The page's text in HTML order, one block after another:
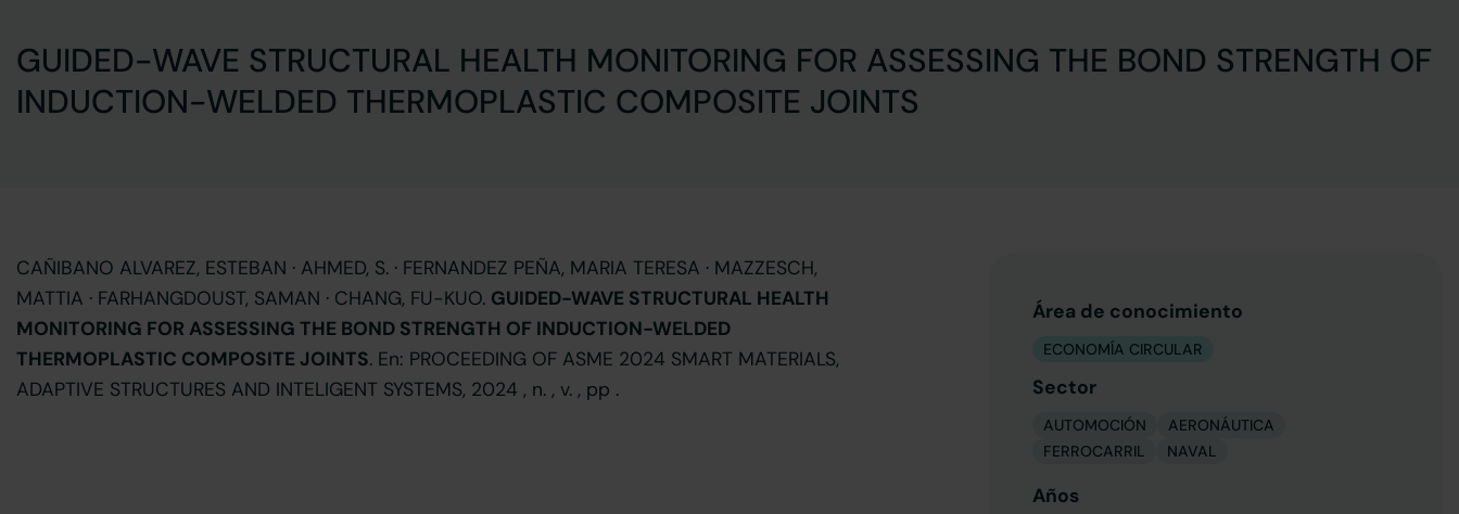
GUIDED-WAVE STRUCTURAL HEALTH MONITORING FOR ASSESSING THE BOND STRENGTH OF
INDUCTION-WELDED THERMOPLASTIC COMPOSITE JOINTS
CAÑIBANO ALVAREZ, ESTEBAN · AHMED, S. · FERNANDEZ PEÑA, MARIA TERESA · MAZZESCH,
MATTIA · FARHANGDOUST, SAMAN · CHANG, FU-KUO. GUIDED-WAVE STRUCTURAL HEALTH
MONITORING FOR ASSESSING THE BOND STRENGTH OF INDUCTION-WELDED
THERMOPLASTIC COMPOSITE JOINTS. En: PROCEEDING OF ASME 2024 SMART MATERIALS,
ADAPTIVE STRUCTURES AND INTELIGENT SYSTEMS, 2024 , n. , v. , pp .
Área de conocimiento
ECONOMÍA CIRCULAR
Sector
AUTOMOCIÓN
AERONÁUTICA
FERROCARRIL
NAVAL
Años